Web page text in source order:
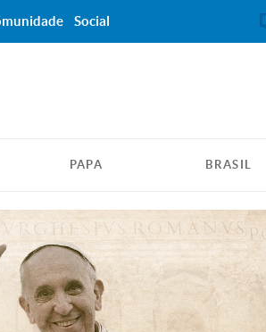
PAPA BRASIL
Social